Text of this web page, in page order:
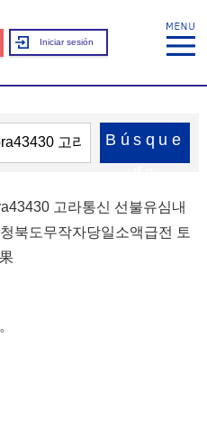
Iniciar sesión
Búsque
고라통신 선불유심내
북도무작자당일소액급전 토